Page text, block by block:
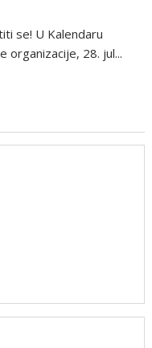
se! U Kalendaru
organizacije, 28. jul...